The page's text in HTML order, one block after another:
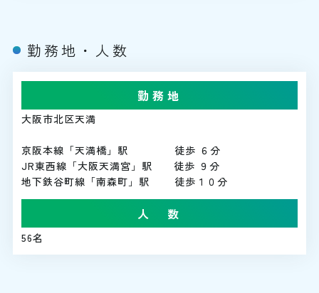
勤務地・人数
勤務地
大阪市北区天満
京阪本線「天満橋」駅 徒歩 ６分
JR東西線「大阪天満宮」駅 徒歩 ９分
地下鉄谷町線「南森町」駅 徒歩１０分
人 数
56名